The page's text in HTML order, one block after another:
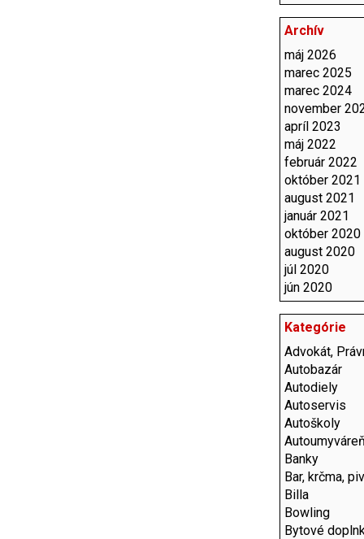
Archív
máj 2026
marec 2025
marec 2024
november
apríl 2023
máj 2022
február 2022
október 2021
august 2021
január 2021
október 2020
august 2020
júl 2020
jún 2020
Kategórie
Advokát,
Autobazár
Autodiely
Autoservis
Autoškoly
Banky
Bar, krčma,
Billa
Bowling
Bytové